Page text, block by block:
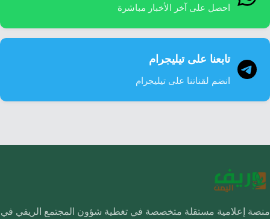
احصل على آخر الأخبار مباشرة
تابعنا على تيليجرام
انضم لقناتنا على تيليجرام
منصة إعلامية مستقلة متخصصة في تغطية شؤون المجتمع الريفي في